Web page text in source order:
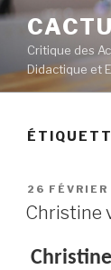
Aller
contenu
principal
Critique des
Didactique et
PUBLIÉ
LE
26
Christine